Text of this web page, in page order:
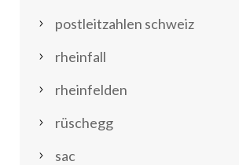
postleitzahlen schweiz
rheinfall
rheinfelden
rüschegg
sac